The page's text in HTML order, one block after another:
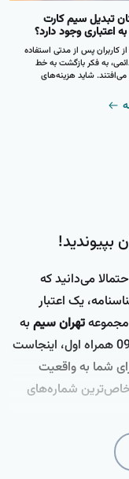
تبدیل سیم کارت
اعتباری وجود دارد؟
کاربران پس از مدتی استفاده
به فکر بازگشت به خط
می‌افتند. شاید هزینه‌های
کنترل هزینه‌ها با شارژهای
ترجیح دهند. اما پاسخ به این
بپیوندید!
0912 هستید، احتمالا می‌دانید که
یک اعتبار
تهران سیم به
عنوان مرجع تخصصی خرید و فروش خط 0912 همراه اول، اینجاست
شما به واقعیت
خاص‌ترین شماره‌های